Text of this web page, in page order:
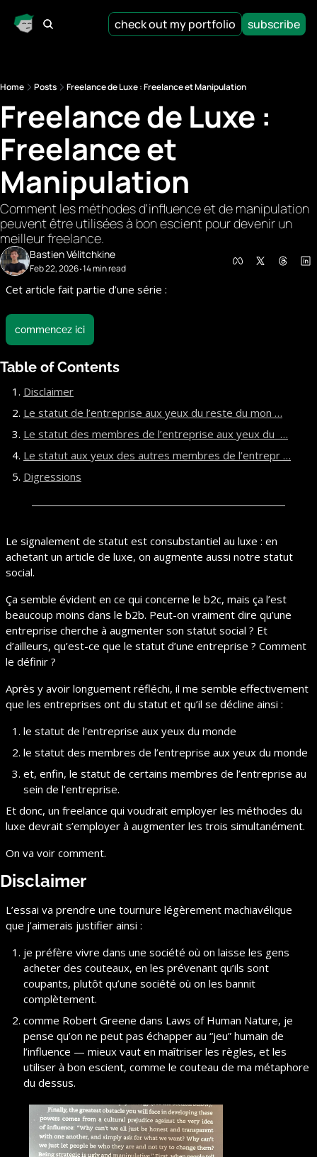
check out my portfolio subscribe
Home Posts Freelance de Luxe : Freelance et Manipulation
Freelance de Luxe :
Freelance et
Manipulation
Comment les méthodes d'influence et de manipulation
peuvent être utilisées à bon escient pour devenir un
meilleur freelance.
Bastien Vélitchkine
Feb 22, 2026•14 min read
Cet article fait partie d’une série :
commencez ici
Table of Contents
Disclaimer
Le statut de l’entreprise aux yeux du reste du mon …
Le statut des membres de l’entreprise aux yeux du  …
Le statut aux yeux des autres membres de l’entrepr …
Digressions
Le signalement de statut est consubstantiel au luxe : en
achetant un article de luxe, on augmente aussi notre statut
social.
Ça semble évident en ce qui concerne le b2c, mais ça l’est
beaucoup moins dans le b2b. Peut-on vraiment dire qu’une
entreprise cherche à augmenter son statut social ? Et
d’ailleurs, qu’est-ce que le statut d’une entreprise ? Comment
le définir ?
Après y avoir longuement réfléchi, il me semble effectivement
que les entreprises ont du statut et qu’il se décline ainsi :
le statut de l’entreprise aux yeux du monde
le statut des membres de l’entreprise aux yeux du monde
et, enfin, le statut de certains membres de l’entreprise au
sein de l’entreprise.
Et donc, un freelance qui voudrait employer les méthodes du
luxe devrait s’employer à augmenter les trois simultanément.
On va voir comment.
Disclaimer
L’essai va prendre une tournure légèrement machiavélique
que j’aimerais justifier ainsi :
je préfère vivre dans une société où on laisse les gens
acheter des couteaux, en les prévenant qu’ils sont
coupants, plutôt qu’une société où on les bannit
complètement.
comme Robert Greene dans Laws of Human Nature, je
pense qu’on ne peut pas échapper au “jeu” humain de
l’influence — mieux vaut en maîtriser les règles, et les
utiliser à bon escient, comme le couteau de ma métaphore
du dessus.